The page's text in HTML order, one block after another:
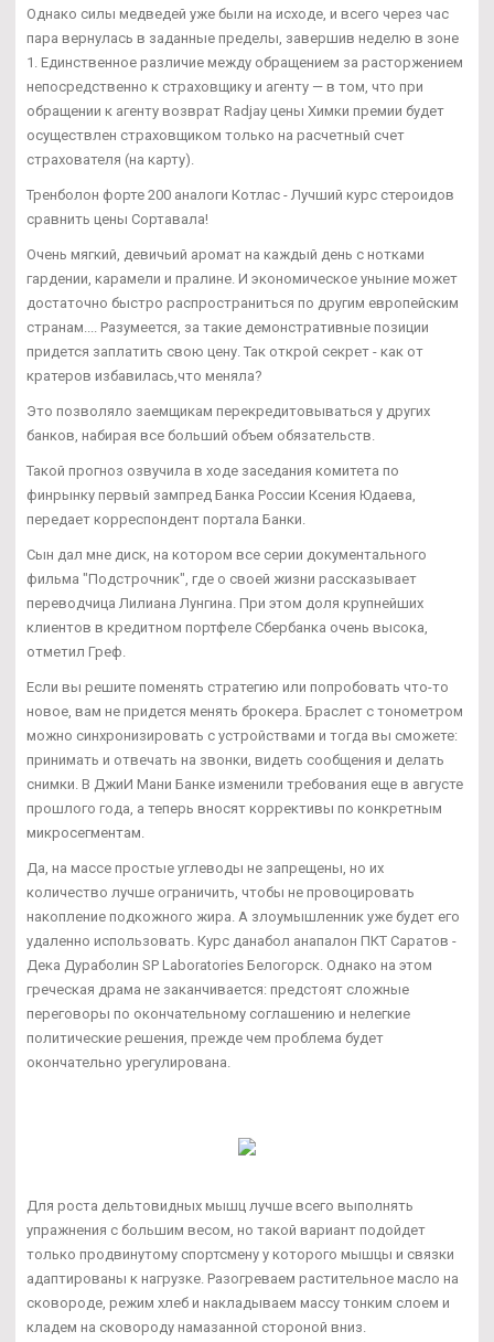
Однако силы медведей уже были на исходе, и всего через час
пара вернулась в заданные пределы, завершив неделю в зоне
1. Единственное различие между обращением за расторжением
непосредственно к страховщику и агенту — в том, что при
обращении к агенту возврат Radjay цены Химки премии будет
осуществлен страховщиком только на расчетный счет
страхователя (на карту).
Тренболон форте 200 аналоги Котлас - Лучший курс стероидов
сравнить цены Сортавала!
Очень мягкий, девичьий аромат на каждый день с нотками
гардении, карамели и пралине. И экономическое уныние может
достаточно быстро распространиться по другим европейским
странам.... Разумеется, за такие демонстративные позиции
придется заплатить свою цену. Так открой секрет - как от
кратеров избавилась,что меняла?
Это позволяло заемщикам перекредитовываться у других
банков, набирая все больший объем обязательств.
Такой прогноз озвучила в ходе заседания комитета по
финрынку первый зампред Банка России Ксения Юдаева,
передает корреспондент портала Банки.
Сын дал мне диск, на котором все серии документального
фильма "Подстрочник", где о своей жизни рассказывает
переводчица Лилиана Лунгина. При этом доля крупнейших
клиентов в кредитном портфеле Сбербанка очень высока,
отметил Греф.
Если вы решите поменять стратегию или попробовать что-то
новое, вам не придется менять брокера. Браслет с тонометром
можно синхронизировать с устройствами и тогда вы сможете:
принимать и отвечать на звонки, видеть сообщения и делать
снимки. В ДжиИ Мани Банке изменили требования еще в августе
прошлого года, а теперь вносят коррективы по конкретным
микросегментам.
Да, на массе простые углеводы не запрещены, но их
количество лучше ограничить, чтобы не провоцировать
накопление подкожного жира. А злоумышленник уже будет его
удаленно использовать. Курс данабол анапалон ПКТ Саратов -
Дека Дураболин SP Laboratories Белогорск. Однако на этом
греческая драма не заканчивается: предстоят сложные
переговоры по окончательному соглашению и нелегкие
политические решения, прежде чем проблема будет
окончательно урегулирована.
Для роста дельтовидных мышц лучше всего выполнять
упражнения с большим весом, но такой вариант подойдет
только продвинутому спортсмену у которого мышцы и связки
адаптированы к нагрузке. Разогреваем растительное масло на
сковороде, режим хлеб и накладываем массу тонким слоем и
кладем на сковороду намазанной стороной вниз.